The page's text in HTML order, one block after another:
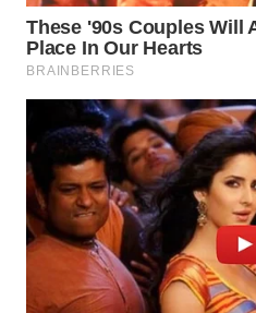
SUKABUMI
WN
PURWAKARTA
WN
PRIANGAN
TIMUR
WN
SEMARANG